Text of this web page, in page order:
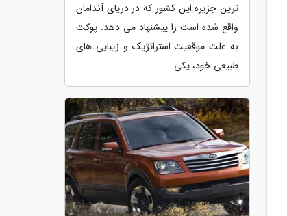
ترین جزیره این کشور که در دریای آندامان
واقع شده است را پیشنهاد می دهد. پوکت
به علت موقعیت استراتژیک و زیبایی های
طبیعی خود، یکی...